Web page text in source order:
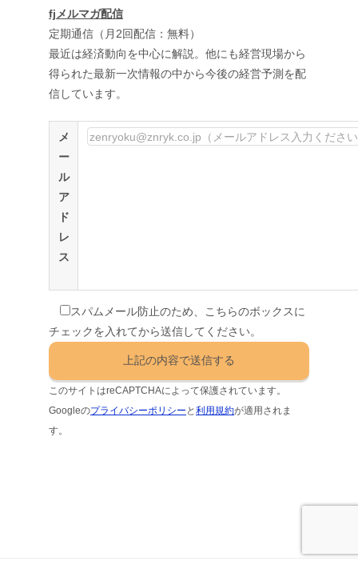
fjメルマガ配信
定期通信（月2回配信：無料）
最近は経済動向を中心に解説。他にも経営現場から
得られた最新一次情報の中から今後の経営予測を配
信しています。
メ
ー
ル
ア
ド
レ
ス
スパムメール防止のため、こちらのボックスに
チェックを入れてから送信してください。
このサイトはreCAPTCHAによって保護されています。
Googleのプライバシーポリシー と利用規約が適用されま
す。